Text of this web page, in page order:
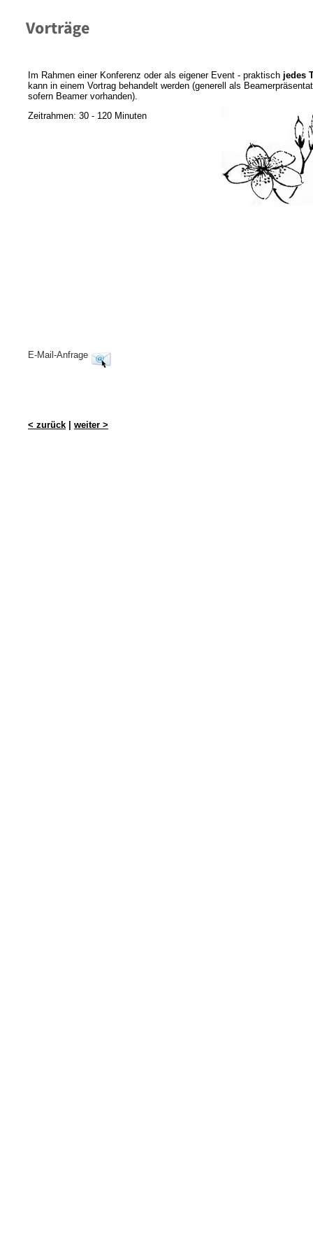
Im Rahmen einer Konferenz oder als eigener Event - praktisch jedes
kann in einem Vortrag behandelt werden (generell als
sofern Beamer vorhanden).
Zeitrahmen: 30 - 120 Minuten
E-Mail-Anfrage
< zurück weiter >